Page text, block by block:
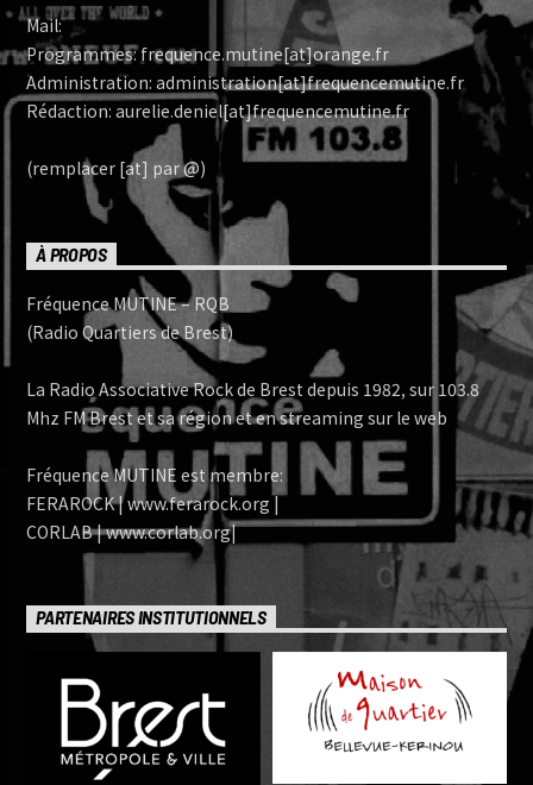
Mail:
Programmes: frequence.mutine[at]orange.fr
Administration: administration[at]frequencemutine.fr
Rédaction: aurelie.deniel[at]frequencemutine.fr
(remplacer [at] par @)
À PROPOS
Fréquence MUTINE – RQB
(Radio Quartiers de Brest)
La Radio Associative Rock de Brest depuis 1982, sur 103.8
Mhz FM Brest et sa région et en streaming sur le web
Fréquence MUTINE est membre:
FERAROCK | www.ferarock.org |
CORLAB | www.corlab.org|
PARTENAIRES INSTITUTIONNELS